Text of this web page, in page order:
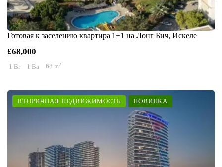
Готовая к заселению квартира 1+1 на Лонг Бич, Искеле
£68,000
1 Br 1 Ba 68 m2
ВТОРИЧНАЯ НЕДВИЖИМОСТЬ НОВИНКА